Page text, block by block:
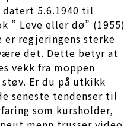
5.6.1940 til
” Leve eller dø” (1955)
er regjeringens sterke
det. Dette betyr at
vekk fra moppen
Er du på utkikk
seneste tendenser til
som kursholder,